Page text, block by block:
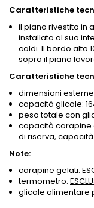
Caratteristiche
il piano rivestito in
installato al suo
caldi. Il bordo alto
sopra il piano
Caratteristiche
dimensioni
capacità glicole:
peso totale con
capacità carapine
di riserva, capacità
Note:
carapine gelati:
termometro:
glicole alimentare